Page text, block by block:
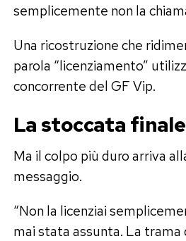
semplicemente non la
Una ricostruzione che
parola “licenziamento”
concorrente del GF Vip.
La stoccata finale
Ma il colpo più duro arriva
messaggio.
“Non la licenziai
mai stata assunta. La trama